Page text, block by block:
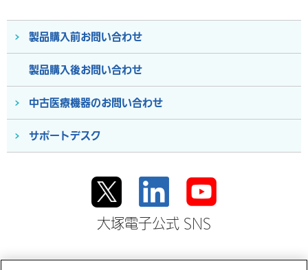
製品購入前お問い合わせ
製品購入後お問い合わせ
中古医療機器のお問い合わせ
サポートデスク
大塚電子公式 SNS